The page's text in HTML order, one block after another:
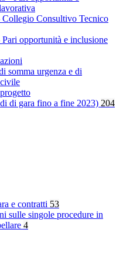
Collegio Consultivo Tecnico
Pari opportunità e inclusione
somma urgenza e di
di gara fino a fine 2023) 204
e contratti 53
sulle singole procedure in
4